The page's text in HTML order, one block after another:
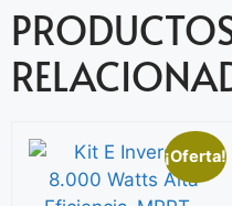
¡Oferta!